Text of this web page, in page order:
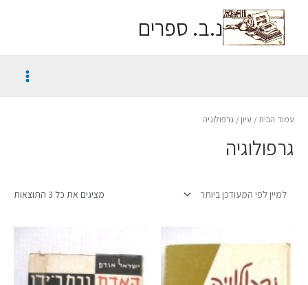
נ.ב. ספרים
עמוד הבית / עיון / גרפולוגיה
גרפולוגיה
מציגים את כל ⁦3⁩ התוצאות